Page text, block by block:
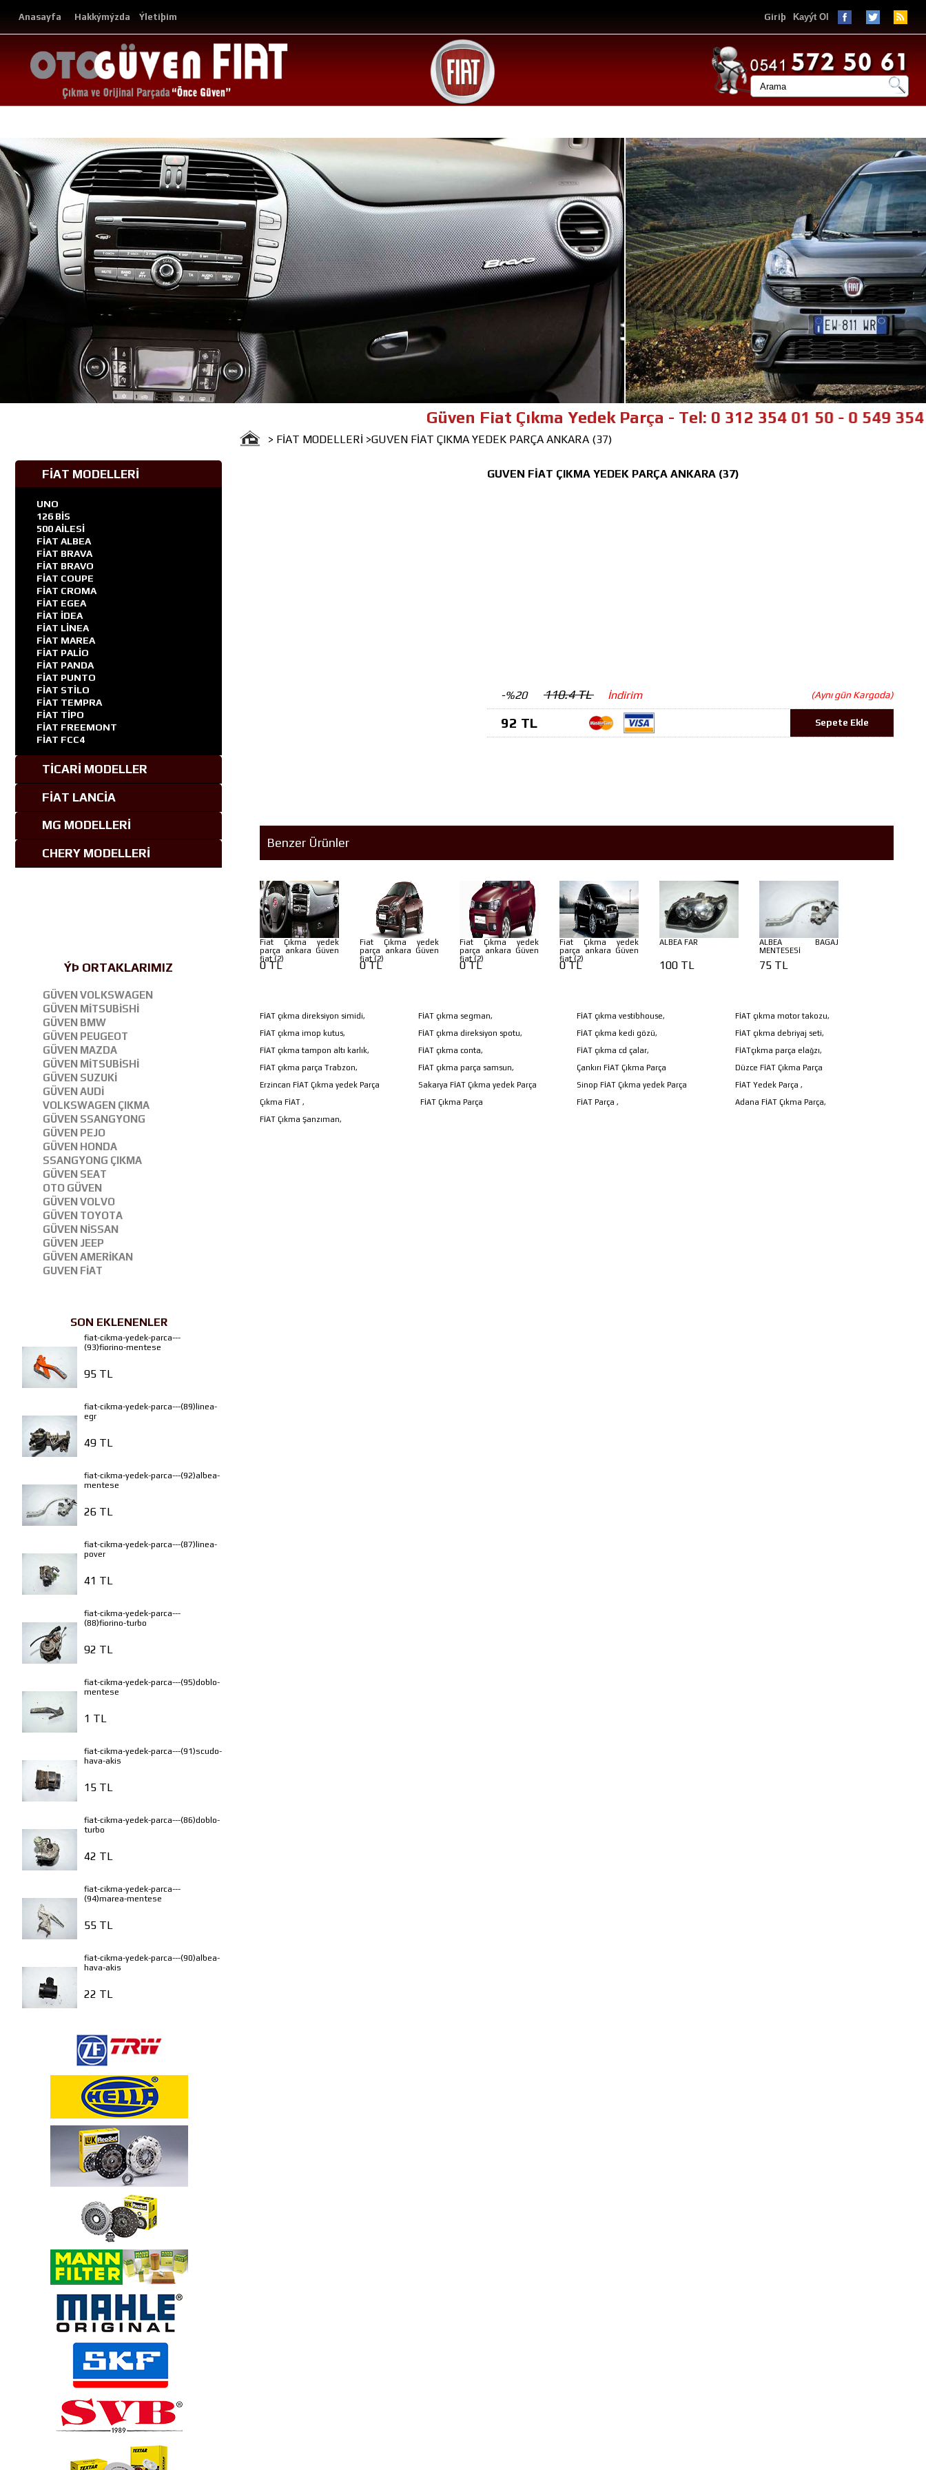
Anasayfa Hakkýmýzda Ýletiþim Giriþ
Güven Fiat Çıkma Yedek Parça - Tel: 0 312 354 01 50 - 0 549 354 01 50
FİAT MODELLERİ
UNO
126 BİS
500 AİLESİ
FİAT ALBEA
FİAT BRAVA
FİAT BRAVO
FİAT COUPE
FİAT CROMA
FİAT EGEA
FİAT İDEA
FİAT LİNEA
FİAT MAREA
FİAT PALİO
FİAT PANDA
FİAT PUNTO
FİAT STİLO
FİAT TEMPRA
FİAT TİPO
FİAT FREEMONT
FİAT FCC4
TİCARİ MODELLER
FİAT LANCİA
MG MODELLERİ
CHERY MODELLERİ
ÝÞ ORTAKLARIMIZ
GÜVEN VOLKSWAGEN
GÜVEN MİTSUBİSHİ
GÜVEN BMW
GÜVEN PEUGEOT
GÜVEN MAZDA
GÜVEN MİTSUBİSHİ
GÜVEN SUZUKİ
GÜVEN AUDİ
VOLKSWAGEN ÇIKMA
GÜVEN SSANGYONG
GÜVEN PEJO
GÜVEN HONDA
SSANGYONG ÇIKMA
GÜVEN SEAT
OTO GÜVEN
GÜVEN VOLVO
GÜVEN TOYOTA
GÜVEN NİSSAN
GÜVEN JEEP
GÜVEN AMERİKAN
GUVEN FİAT
SON EKLENENLER
fiat-cikma-yedek-parca---
(93)fiorino-mentese
95 TL
fiat-cikma-yedek-parca---(89)linea-
egr
49 TL
fiat-cikma-yedek-parca---(92)albea-
mentese
26 TL
fiat-cikma-yedek-parca---(87)linea-
pover
41 TL
fiat-cikma-yedek-parca---
(88)fiorino-turbo
92 TL
fiat-cikma-yedek-parca---(95)doblo-
mentese
1 TL
fiat-cikma-yedek-parca---(91)scudo-
hava-akis
15 TL
fiat-cikma-yedek-parca---(86)doblo-
turbo
42 TL
fiat-cikma-yedek-parca---
(94)marea-mentese
55 TL
fiat-cikma-yedek-parca---(90)albea-
hava-akis
22 TL
> FİAT MODELLERİ >GUVEN FİAT ÇIKMA YEDEK PARÇA ANKARA (37)
GUVEN FİAT ÇIKMA YEDEK PARÇA ANKARA (37)
-%20 110.4 TL İndirim (Aynı gün Kargoda)
92 TL
Benzer Ürünler
Fiat Çıkma yedek
parça ankara Güven
fiat (2)
0 TL
Fiat Çıkma yedek
parça ankara Güven
fiat (2)
0 TL
Fiat Çıkma yedek
parça ankara Güven
fiat (2)
0 TL
Fiat Çıkma yedek
parça ankara Güven
fiat (2)
0 TL
ALBEA FAR
100 TL
ALBEA BAGAJ
MENTESESİ
75 TL
FİAT çıkma direksiyon simidi, FİAT çıkma segman, FİAT çıkma vestibhouse, FİAT çıkma motor takozu,
FİAT çıkma imop kutus, FİAT çıkma direksiyon spotu, FİAT çıkma kedi gözü, FİAT çıkma debriyaj seti,
FİAT çıkma tampon altı karlık, FİAT çıkma conta, FİAT çıkma cd çalar, FİATçıkma parça elağzı,
FİAT çıkma parça Trabzon, FİAT çıkma parça samsun, Çankırı FİAT Çıkma Parça Düzce FİAT Çıkma Parça
Erzincan FİAT Çıkma yedek Parça Sakarya FİAT Çıkma yedek Parça Sinop FİAT Çıkma yedek Parça FİAT Yedek Parça ,
Çıkma FİAT , FİAT Çıkma Parça FİAT Parça , Adana FİAT Çıkma Parça,
FİAT Çıkma Şanzıman,